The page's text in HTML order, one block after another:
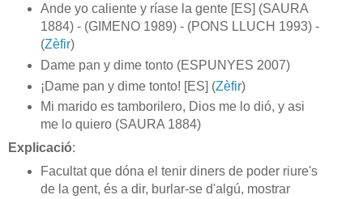
Ande yo caliente y ríase la gente [ES] (SAURA
1884) - (GIMENO 1989) - (PONS LLUCH 1993) -
(Zèfir)
Dame pan y dime tonto (ESPUNYES 2007)
¡Dame pan y dime tonto! [ES] (Zèfir)
Mi marido es tamborilero, Dios me lo dió, y asi
me lo quiero (SAURA 1884)
Explicació:
Facultat que dóna el tenir diners de poder riure's
de la gent, és a dir, burlar-se d'algú, mostrar